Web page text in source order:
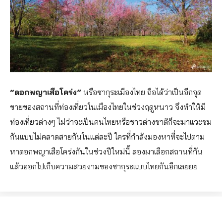
“ดอกพญาเสือโคร่ง” หรือซากุระเมืองไทย ถือได้ว่าเป็นอีกจุด
ขายของสถานที่ท่องเที่ยวในเมืองไทยในช่วงฤดูหนาว จึงทำให้มี
ท่องเที่ยวต่างๆ ไม่ว่าจะเป็นคนไทยหรือชาวต่างชาติก็จะมาแวะชม
กันแบบไม่คลาดสายกันในแต่ละปี ใครที่กำลังมองหาที่จะไปตาม
หาดอกพญาเสือโคร่งกันในช่วงปีใหม่นี้ ลองมาเลือกสถานที่กัน
แล้วออกไปเก็บความสวยงามของซากุระแบบไทยกันอีกเลยยย